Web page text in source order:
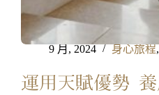
9 月, 2024 身心旅程,
運用天賦優勢